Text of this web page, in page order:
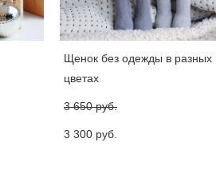
Щенок без одежды в разных
цветах
3 650 pуб.
3 300 pуб.